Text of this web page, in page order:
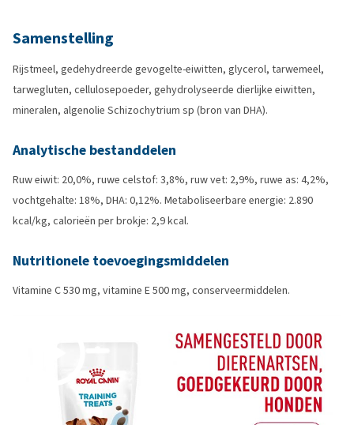
Samenstelling
Rijstmeel, gedehydreerde gevogelte-eiwitten, glycerol, tarwemeel,
tarwegluten, cellulosepoeder, gehydrolyseerde dierlijke eiwitten,
mineralen, algenolie Schizochytrium sp (bron van DHA).
Analytische bestanddelen
Ruw eiwit: 20,0%, ruwe celstof: 3,8%, ruw vet: 2,9%, ruwe as: 4,2%,
vochtgehalte: 18%, DHA: 0,12%. Metaboliseerbare energie: 2.890
kcal/kg, calorieën per brokje: 2,9 kcal.
Nutritionele toevoegingsmiddelen
Vitamine C 530 mg, vitamine E 500 mg, conserveermiddelen.